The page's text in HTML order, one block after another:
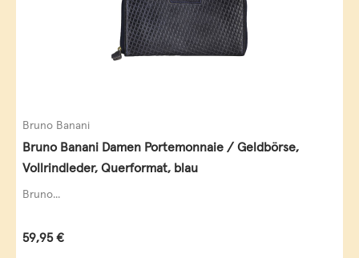
Bruno Banani
Bruno Banani Damen Portemonnaie / Geldbörse,
Vollrindleder, Querformat, blau
Bruno...
Regulärer Preis:
59,95 €